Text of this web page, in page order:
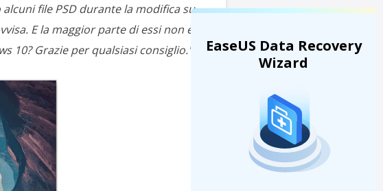
file PSD durante la modifica su
E la maggior parte di essi non è
10? Grazie per qualsiasi consiglio."
EaseUS Data Recovery
Wizard